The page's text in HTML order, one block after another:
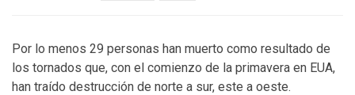
Por lo menos 29 personas han muerto como resultado de
los tornados que, con el comienzo de la primavera en EUA,
han traído destrucción de norte a sur, este a oeste.